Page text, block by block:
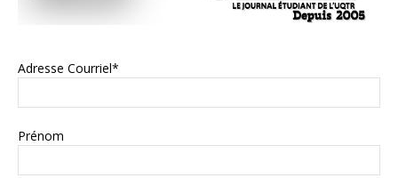
Adresse Courriel*
Prénom